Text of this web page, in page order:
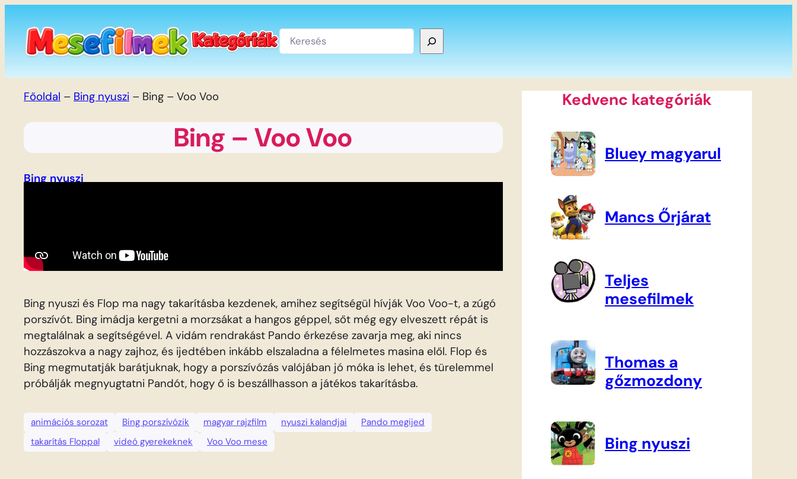
tartalomhoz
Keresés
Főoldal – Bing nyuszi – Bing – Voo Voo
Bing – Voo Voo
Bing nyuszi
Bing nyuszi és Flop ma nagy takarításba kezdenek, amihez segítségül hívják Voo Voo-t, a zúgó
porszívót. Bing imádja kergetni a morzsákat a hangos géppel, sőt még egy elveszett répát is
megtalálnak a segítségével. A vidám rendrakást Pando érkezése zavarja meg, aki nincs
hozzászokva a nagy zajhoz, és ijedtében inkább elszaladna a félelmetes masina elől. Flop és
Bing megmutatják barátjuknak, hogy a porszívózás valójában jó móka is lehet, és türelemmel
próbálják megnyugtatni Pandót, hogy ő is beszállhasson a játékos takarításba.
animációs sorozat Bing porszívózik magyar rajzfilm nyuszi kalandjai
Pando megijed
takarítás Floppal
videó gyerekeknek Voo Voo mese
Kedvenc kategóriák
Bluey magyarul
Mancs Őrjárat
Teljes
mesefilmek
Thomas a
gőzmozdony
Bing nyuszi